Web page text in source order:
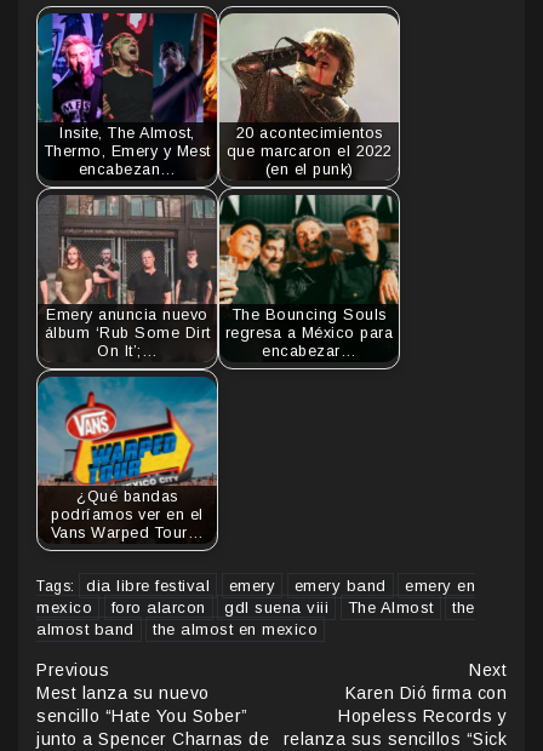
Insite, The Almost,
Thermo, Emery y Mest
encabezan…
20 acontecimientos
que marcaron el 2022
(en el punk)
Emery anuncia nuevo
álbum ‘Rub Some Dirt
On It’;…
The Bouncing Souls
regresa a México para
encabezar…
¿Qué bandas
podríamos ver en el
Vans Warped Tour…
Tags: dia libre festival emery emery band
emery en
mexico
foro alarcon gdl suena viii The Almost
the
almost band
the almost en mexico
Continue
Reading
Previous
Mest lanza su nuevo
sencillo “Hate You Sober”
junto a Spencer Charnas de
Next
Karen Dió firma con
Hopeless Records y
relanza sus sencillos “Sick